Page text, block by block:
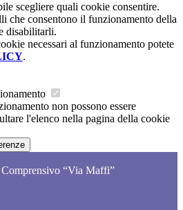
scegliere quali cookie consentire.
che consentono il funzionamento della
disabilitarli.
necessari al funzionamento potete
.
non possono essere
l'elenco nella pagina della cookie
“Via Maffi”